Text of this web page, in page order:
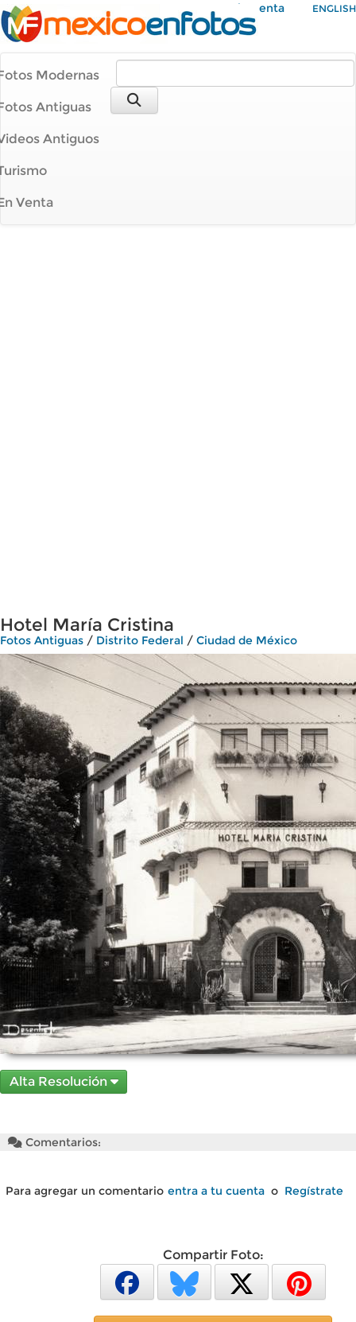
Mi Cuenta ENGLISH
Modernas
Antiguas
Antiguos
Venta
Hotel María Cristina
Fotos Antiguas / Distrito Federal / Ciudad de México
Alta Resolución
Comentarios:
Para agregar un comentario entra a tu cuenta o Regístrate
Compartir Foto: